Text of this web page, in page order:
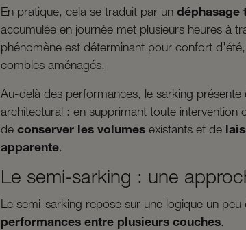
En pratique, cela se traduit par un déphasage
accumulée en journée met plusieurs heures à
phénomène est déterminant pour confort
combles aménagés.
Au-delà des performances, le sarking présente
architectural : en supprimant toute intervention
de conserver les volumes existants et de
apparente.
Le semi-sarking : une
Le semi-sarking repose sur une logique un
performances entre plusieurs couches.